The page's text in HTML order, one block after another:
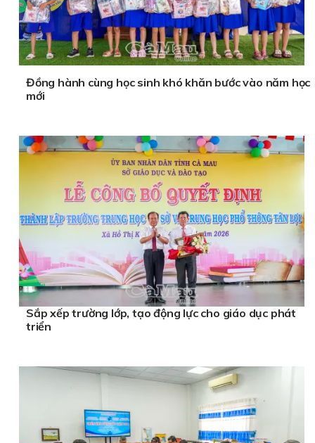
Đồng hành cùng học sinh khó khăn bước vào năm học
mới
Sắp xếp trường lớp, tạo động lực cho giáo dục phát
triển